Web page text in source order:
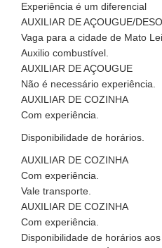
Experiência é um diferencial
AUXILIAR DE AÇOUGUE/
Vaga para a cidade de Mato
Auxilio combustível.
AUXILIAR DE AÇOUGUE
Não é necessário experiência.
AUXILIAR DE COZINHA
Com experiência.
Disponibilidade de horários.
AUXILIAR DE COZINHA
Com experiência.
Vale transporte.
AUXILIAR DE COZINHA
Com experiência.
Disponibilidade de horários